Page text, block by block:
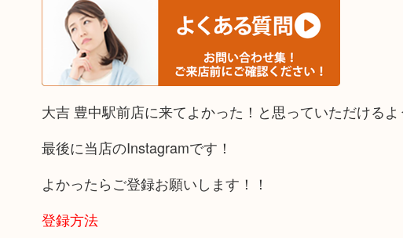
大吉 豊中駅前店に来てよかった！と思っていただける
最後に当店のInstagramです！
よかったらご登録お願いします！！
登録方法